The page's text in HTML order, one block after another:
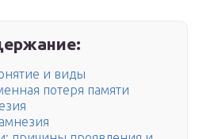
и виды
потеря памяти